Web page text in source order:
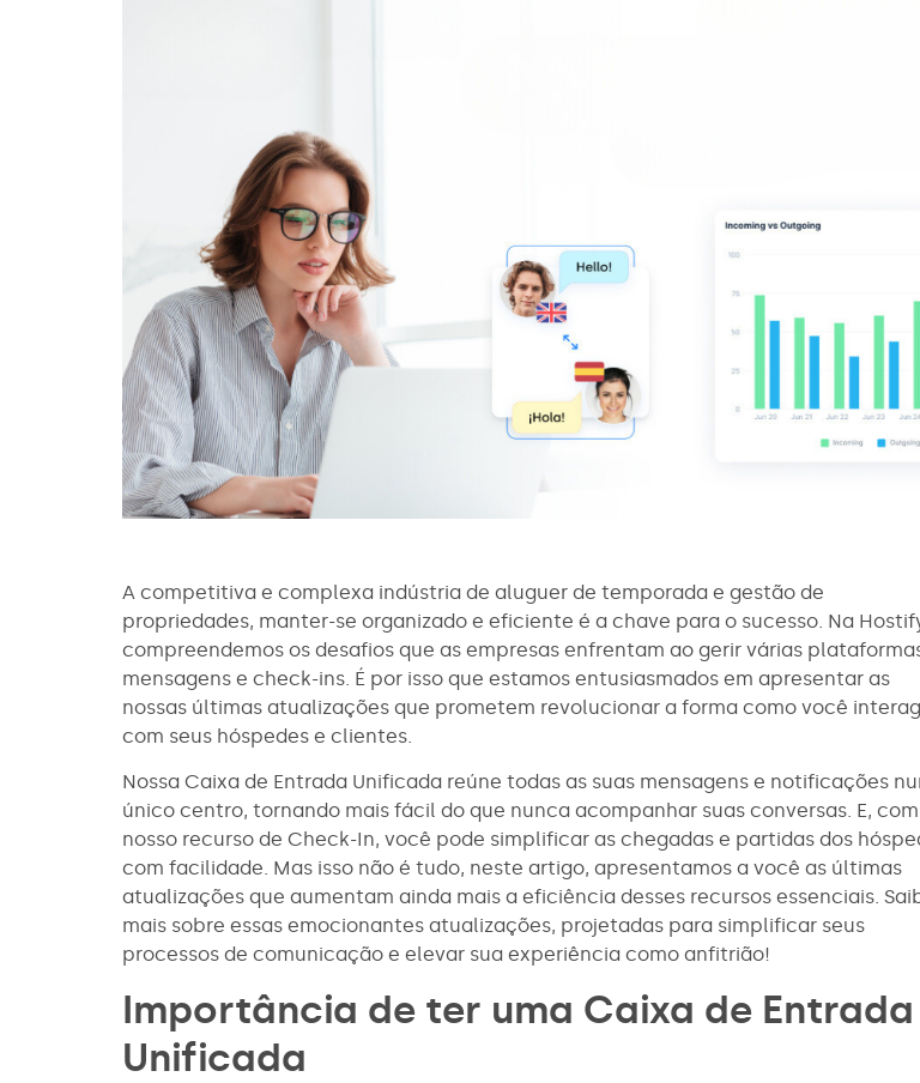
A competitiva e complexa indústria de aluguer de temporada e gestão de
propriedades, manter-se organizado e eficiente é a chave para o sucesso. Na
compreendemos os desafios que as empresas enfrentam ao gerir várias
mensagens e check-ins. É por isso que estamos entusiasmados em apresentar as
nossas últimas atualizações que prometem revolucionar a forma como você
com seus hóspedes e clientes.
Nossa Caixa de Entrada Unificada reúne todas as suas mensagens e notificações
único centro, tornando mais fácil do que nunca acompanhar suas conversas. E, com
nosso recurso de Check-In, você pode simplificar as chegadas e partidas dos
com facilidade. Mas isso não é tudo, neste artigo, apresentamos a você as últimas
atualizações que aumentam ainda mais a eficiência desses recursos essenciais.
mais sobre essas emocionantes atualizações, projetadas para simplificar seus
processos de comunicação e elevar sua experiência como anfitrião!
Importância de ter uma Caixa de Entrada
Unificada